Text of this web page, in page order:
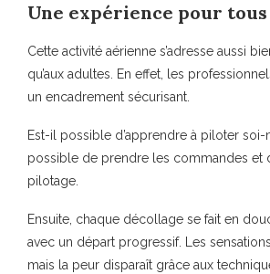
Une expérience pour tous
Cette activité aérienne s’adresse aussi
qu’aux adultes. En effet, les
un encadrement sécurisant.
Est-il possible d’apprendre à piloter soi-
possible de prendre les commandes et
pilotage.
Ensuite, chaque décollage se fait en
avec un départ progressif. Les
mais la peur disparaît grâce aux